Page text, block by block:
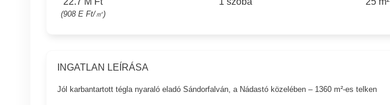
(908 E Ft/㎡)
INGATLAN LEÍRÁSA
Jól karbantartott tégla nyaraló eladó Sándorfalván, a Nádastó közelében – 1360 m²-es telken